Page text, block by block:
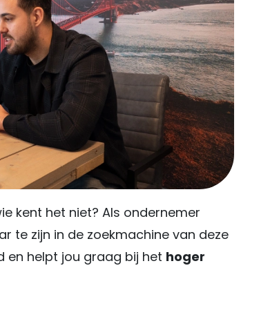
kent het niet? Als ondernemer
te zijn in de zoekmachine van deze
en helpt jou graag bij het hoger